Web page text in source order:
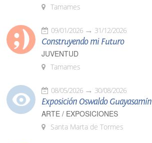
Tamames
09/01/2026 31/12/2026
Construyendo mi Futuro
JUVENTUD
Tamames
08/05/2026 30/08/2026
Exposición Oswaldo Guayasamín
ARTE / EXPOSICIONES
Santa Marta de Tormes